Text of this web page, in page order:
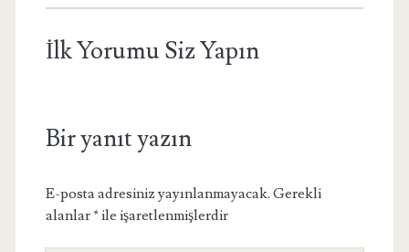
İlk Yorumu Siz Yapın
Bir yanıt yazın
E-posta adresiniz yayınlanmayacak. Gerekli
alanlar*ile işaretlenmişlerdir